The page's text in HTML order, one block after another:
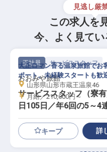
見逃し厳
この求人を
今、よく見て
正社員 サービススタッフ
おおみや旅館
サービススタッフ（寮
日105日／年6回の5～4
大正ロマン香る温泉旅館でお
ポート。未経験スタートも歓
山形県山形市蔵王温泉46
月給／210,000円～
キープ 詳